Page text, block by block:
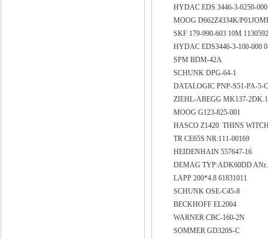
HYDAC EDS 3446-3-0250-
MOOG D662Z4334K/
SKF 179-990-603 10M
HYDAC EDS3446-3-100-000
SPM BDM-42A
SCHUNK DPG-64-1
DATALOGIC PNP-S51-PA-5-
ZIEHL-ABEGG MK137-
MOOG G123-825-001
HASCO Z1420 THINS
TR CE65S NR:111-00169
HEIDENHAIN 557647-16
DEMAG TYP:ADK60DD
LAPP 200*4.8 61831011
SCHUNK OSE-C45-8
BECKHOFF EL2004
WARNER CBC-160-2N
SOMMER GD320S-C